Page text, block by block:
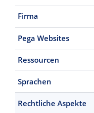
Firma
Pega Websites
Ressourcen
Sprachen
Rechtliche Aspekte